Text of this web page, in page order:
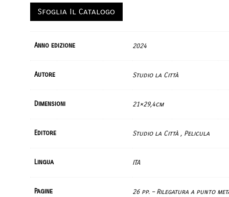
Sfoglia Il Catalogo
Anno edizione 2024
Autore Studio la Città
Dimensioni 21×29,4cm
Editore Studio la Città , Pelicula
Lingua ITA
Pagine 26 pp. – Rilegatura a punto